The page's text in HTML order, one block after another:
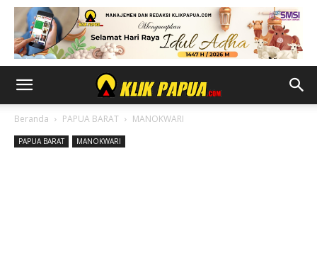
Beranda PAPUA BARAT MANOKWARI
PAPUA BARAT MANOKWARI